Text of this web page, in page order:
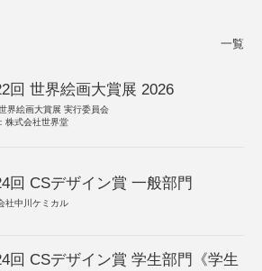
一覧
回 世界絵画大賞展 2026
界絵画大賞展 実行委員会
株式会社世界堂
回 CSデザイン賞 一般部門
社中川ケミカル
回 CSデザイン賞 学生部門《学生